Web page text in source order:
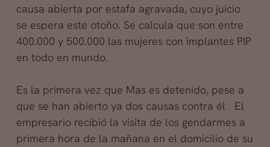
causa abierta por estafa agravada, cuyo juicio
se espera este otoño. Se calcula que son entre
400.000 y 500.000 las mujeres con implantes PIP
en todo en mundo.
Es la primera vez que Mas es detenido, pese a
que se han abierto ya dos causas contra él El
empresario recibió la visita de los gendarmes a
primera hora de la mañana en el domicilio de su